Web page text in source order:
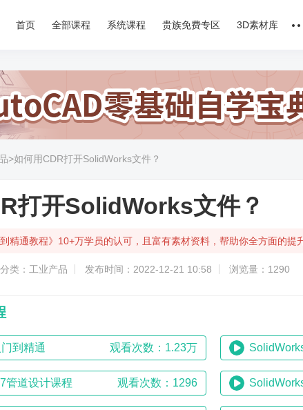
首页 全部课程 系统课程 贵族免费专区 3D素材库
课
>如何用CDR打开SolidWorks文件？
打开SolidWorks文件？
精通教程》10+万学员的认可，且富有素材资料，帮助你全方面的提升
类：工业产品 发布时间：2022-12-21 10:58 浏览量：1290
到精通 观看次数：1.23万
管道设计课程 观看次数：1296